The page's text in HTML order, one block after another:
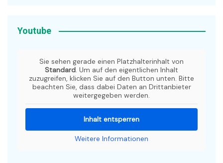
Youtube
Sie sehen gerade einen Platzhalterinhalt von
Standard. Um auf den eigentlichen Inhalt
zuzugreifen, klicken Sie auf den Button unten. Bitte
beachten Sie, dass dabei Daten an Drittanbieter
weitergegeben werden.
Inhalt entsperren
Weitere Informationen